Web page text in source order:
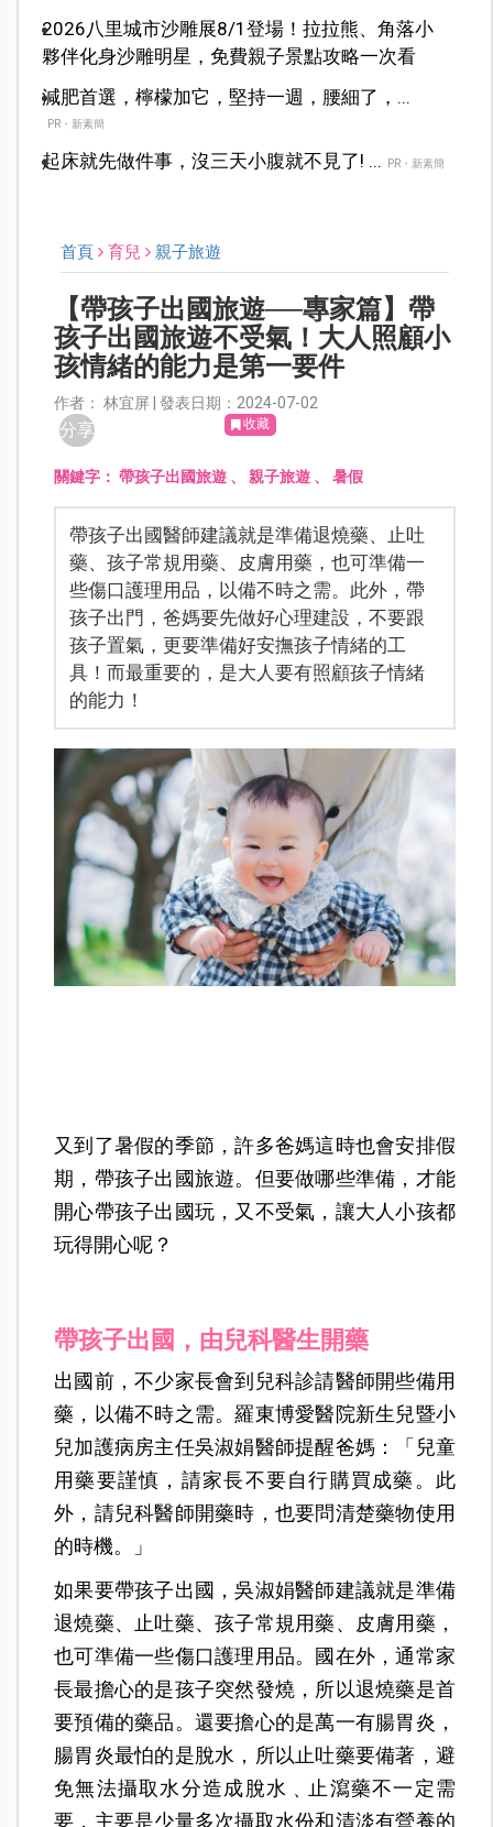
2026八里城市沙雕展8/1登場！拉拉熊、角落小
夥伴化身沙雕明星，免費親子景點攻略一次看
減肥首選，檸檬加它，堅持一週，腰細了，...
PR・新素簡
起床就先做件事，沒三天小腹就不見了! ... PR・新素簡
首頁 育兒 親子旅遊
【帶孩子出國旅遊──專家篇】帶
孩子出國旅遊不受氣！大人照顧小
孩情緒的能力是第一要件
作者： 林宜屏 | 發表日期：2024-07-02
分享 收藏
關鍵字：帶孩子出國旅遊 、親子旅遊 、暑假
帶孩子出國醫師建議就是準備退燒藥、止吐
藥、孩子常規用藥、皮膚用藥，也可準備一
些傷口護理用品，以備不時之需。此外，帶
孩子出門，爸媽要先做好心理建設，不要跟
孩子置氣，更要準備好安撫孩子情緒的工
具！而最重要的，是大人要有照顧孩子情緒
的能力！
又到了暑假的季節，許多爸媽這時也會安排假
期，帶孩子出國旅遊。但要做哪些準備，才能
開心帶孩子出國玩，又不受氣，讓大人小孩都
玩得開心呢？
帶孩子出國，由兒科醫生開藥
出國前，不少家長會到兒科診請醫師開些備用
藥，以備不時之需。羅東博愛醫院新生兒暨小
兒加護病房主任吳淑娟醫師提醒爸媽：「兒童
用藥要謹慎，請家長不要自行購買成藥。此
外，請兒科醫師開藥時，也要問清楚藥物使用
的時機。」
如果要帶孩子出國，吳淑娟醫師建議就是準備
退燒藥、止吐藥、孩子常規用藥、皮膚用藥，
也可準備一些傷口護理用品。國在外，通常家
長最擔心的是孩子突然發燒，所以退燒藥是首
要預備的藥品。還要擔心的是萬一有腸胃炎，
腸胃炎最怕的是脫水，所以止吐藥要備著，避
免無法攝取水分造成脫水﹑止瀉藥不一定需
要，主要是少量多次攝取水份和清淡有營養的